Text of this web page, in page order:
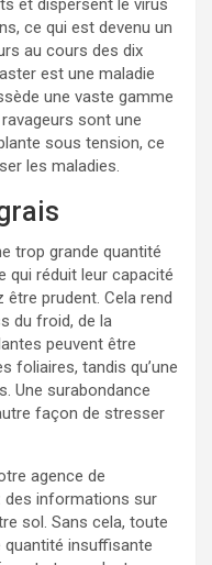
et dispersent le virus
ce qui est devenu un
au cours des dix
est une maladie
une vaste gamme
sont une
sous tension, ce
les maladies.
trop grande quantité
qui réduit leur capacité
être prudent. Cela rend
du froid, de la
peuvent être
foliaires, tandis qu’une
Une surabondance
façon de stresser
agence de
des informations sur
sol. Sans cela, toute
insuffisante